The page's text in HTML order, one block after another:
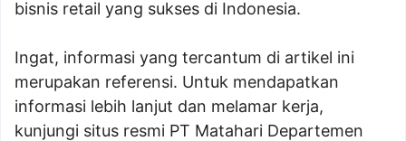
bisnis retail yang sukses di Indonesia.
Ingat, informasi yang tercantum di artikel ini
merupakan referensi. Untuk mendapatkan
informasi lebih lanjut dan melamar kerja,
kunjungi situs resmi PT Matahari Departemen